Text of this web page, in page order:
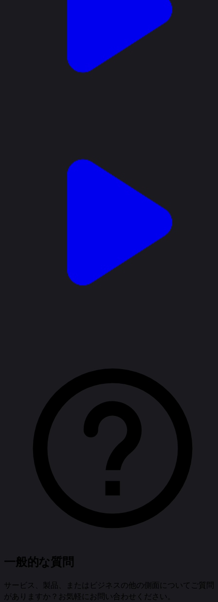
一般的な質問
サービス、製品、またはビジネスの他の側面についてご質問
がありますか？お気軽にお問い合わせください。